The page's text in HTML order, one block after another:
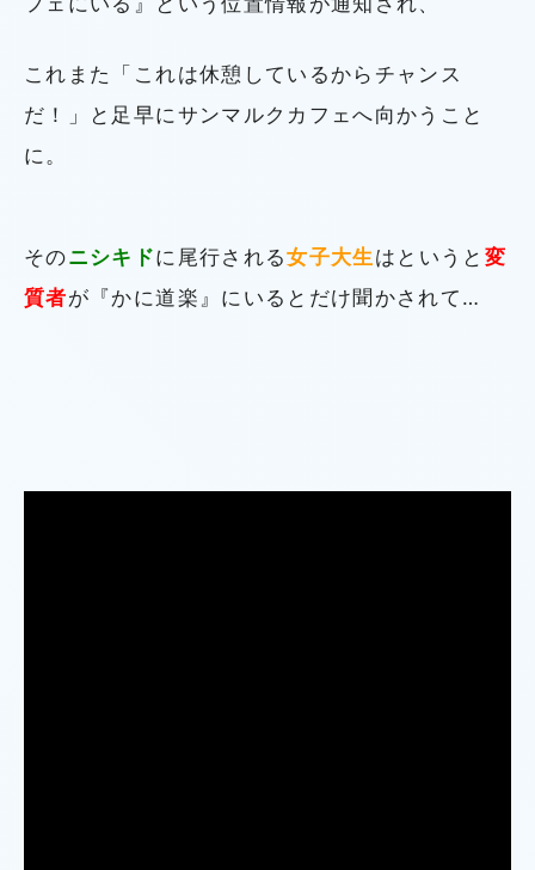
これまた「これは休憩しているからチャンス
だ！」と足早にサンマルクカフェへ向かうこと
に。
そのニシキドに尾行される女子大生はというと 変
質者が『かに道楽』にいるとだけ聞かされて…